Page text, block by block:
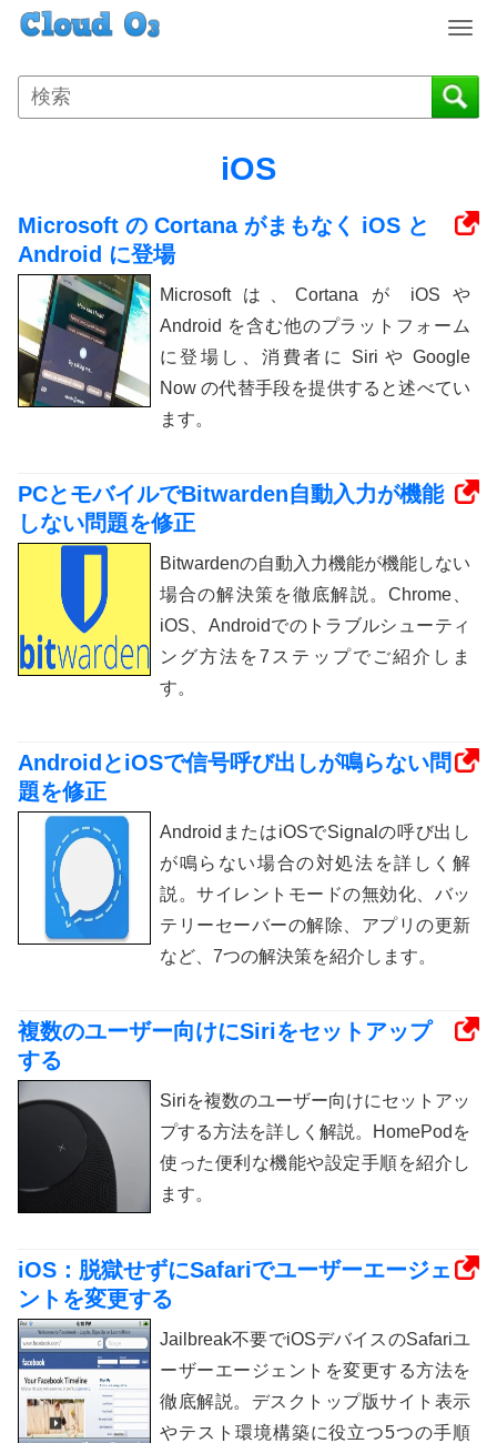
T
g
g
v
a
t
n
iOS
Microsoft の Cortana がまもなく iOS と
Android に登場
Microsoft は、Cortana が iOS や
Android を含む他のプラットフォーム
に登場し、消費者に Siri や Google
Now の代替手段を提供すると述べてい
ます。
PCとモバイルでBitwarden自動入力が機能
しない問題を修正
Bitwardenの自動入力機能が機能しない
場合の解決策を徹底解説。Chrome、
iOS、Androidでのトラブルシューティ
ング方法を7ステップでご紹介しま
す。
AndroidとiOSで信号呼び出しが鳴らない問
題を修正
AndroidまたはiOSでSignalの呼び出し
が鳴らない場合の対処法を詳しく解
説。サイレントモードの無効化、バッ
テリーセーバーの解除、アプリの更新
など、7つの解決策を紹介します。
複数のユーザー向けにSiriをセットアップ
する
Siriを複数のユーザー向けにセットアッ
プする方法を詳しく解説。HomePodを
使った便利な機能や設定手順を紹介し
ます。
iOS：脱獄せずにSafariでユーザーエージェ
ントを変更する
Jailbreak不要でiOSデバイスのSafariユ
ーザーエージェントを変更する方法を
徹底解説。デスクトップ版サイト表示
やテスト環境構築に役立つ5つの手順